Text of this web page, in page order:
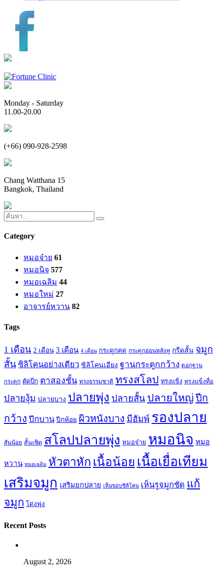
Monday - Saturday
11.00-20.00
(+66) 090-928-2598
Chang Watthana 15
Bangkok, Thailand
Category
หมอจ๋าย 61
หมอนิจ 577
หมอเฉลิม 44
หมอใหม่ 27
อาจารย์หวาน 82
Tags
1 เดือน 2 เดือน 3 เดือน 4 เดือน กระดูกคด กระดูกอ่อนหลังหู กรีดสั้น จมูก
สั้น ซิลิโคนอย่างเดียว ซิลิโคนเอียง ฐานกระดูกกว้าง ตอกฐาน
กระดูก ตัดปีก ตาสองชั้น ทรงธรรมชาติ ทรงสโลป ทรงแข็ง ทรงแข็งทื่อ
ปลายงุ้ม ปลายบาง ปลายพุ่ง ปลายสั้น ปลายใหญ่ปีก
กว้าง ปีกบาน ปีกห้อย ผิวหนังบาง มีฮัมพ์ รองปลาย
สันน้อย สั้นเชิด สโลปปลายพุ่ง หมอจ๋าย หมอนิจ หมอ
หวาน หมอเฉลิม หัวตาหัก เนื้อน้อย เนื้อเยื่อเทียม
เสริมจมูก เสริมยกปลาย เห็นขอบซิลิโคน เห็นรูจมูกชัด แก้
จมูก โด่งพุ่ง
Recent Posts
August 2, 2026